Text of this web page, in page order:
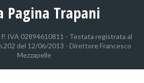
Pagina Trapani
IVA 02894610811 - Testata registrata al
del 12/06/2013 - Direttore Francesco
Mezzapelle